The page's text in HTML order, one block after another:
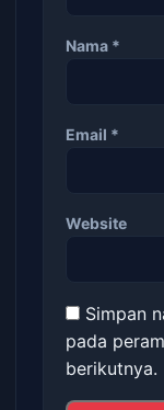
Nama *
Email *
Website
Simpan
pada
berikutnya.